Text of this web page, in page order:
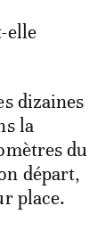
elle
dizaines
la
du
départ,
place.